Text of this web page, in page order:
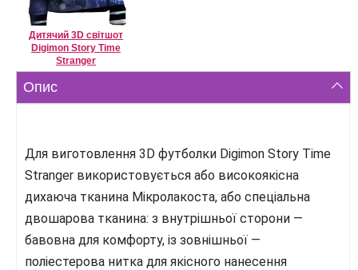
Дитячий 3D світшот
Digimon Story Time
Stranger
Опис
Для виготовлення 3D футболки Digimon Story Time
Stranger використовується або високоякісна
дихаюча тканина Мікролакоста, або спеціальна
двошарова тканина: з внутрішньої сторони —
бавовна для комфорту, із зовнішньої —
поліестерова нитка для якісного нанесення